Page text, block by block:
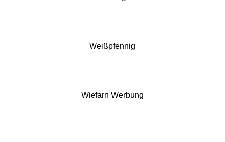
Weißpfennig
Wiefarn Werbung